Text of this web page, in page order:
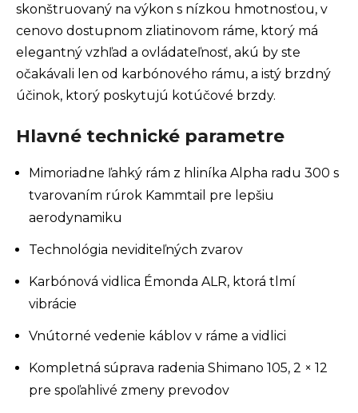
skonštruovaný na výkon s nízkou hmotnosťou, v
cenovo dostupnom zliatinovom ráme, ktorý má
elegantný vzhľad a ovládateľnosť, akú by ste
očakávali len od karbónového rámu, a istý brzdný
účinok, ktorý poskytujú kotúčové brzdy.
Hlavné technické parametre
Mimoriadne ľahký rám z hliníka Alpha radu 300 s
tvarovaním rúrok Kammtail pre lepšiu
aerodynamiku
Technológia neviditeľných zvarov
Karbónová vidlica Émonda ALR, ktorá tlmí
vibrácie
Vnútorné vedenie káblov v ráme a vidlici
Kompletná súprava radenia Shimano 105, 2 × 12
pre spoľahlivé zmeny prevodov